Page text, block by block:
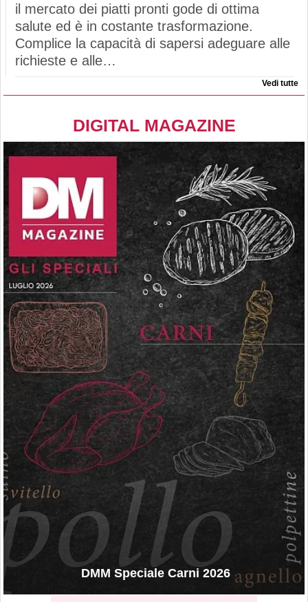
il mercato dei piatti pronti gode di ottima
salute ed è in costante trasformazione.
Complice la capacità di sapersi adeguare alle
richieste e alle…
Vedi tutte
DIGITAL MAGAZINE
DMM Speciale Carni 2026